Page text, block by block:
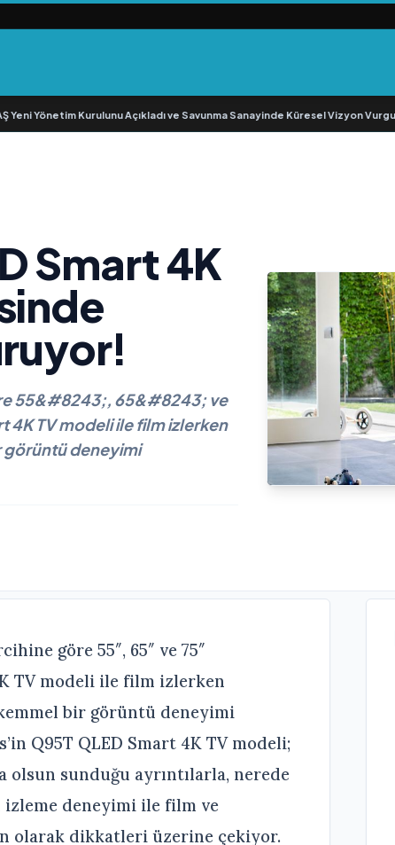
Yönetim Kurulunu Açıkladı ve Savunma Sanayinde Küresel Vizyon Vurgusu•
Smart 4K
55&#8243;, 65&#8243; ve
4K TV modeli ile film izlerken
görüntü deneyimi
göre 55″, 65″ ve 75″
TV modeli ile film izlerken
bir görüntü deneyimi
Q95T QLED Smart 4K TV modeli;
sunduğu ayrıntılarla, nerede
izleme deneyimi ile film ve
olarak dikkatleri üzerine çekiyor.